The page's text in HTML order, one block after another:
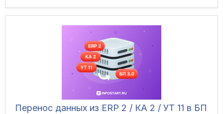
Перенос данных из ERP 2 / КА 2 / УТ 11 в БП